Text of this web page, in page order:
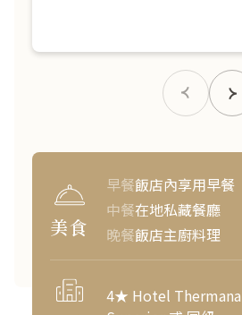
美食
早餐飯店內享用早餐
中餐在地私藏餐廳
晚餐飯店主廚料理
4★ Hotel Thermana